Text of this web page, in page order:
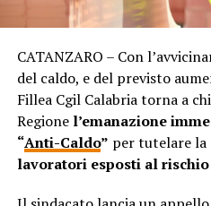
CATANZARO – Con
del caldo, e del previsto
Fillea Cgil Calabria torna a
Regione l’emanazione
“Anti-Caldo” per tutelare la
lavoratori esposti al